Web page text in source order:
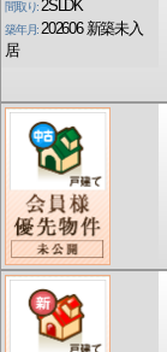
間取り:2SLDK
築年月:202606 新築未入
居